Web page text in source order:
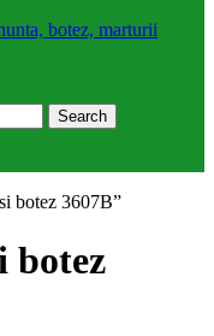
Search
botez 3607B”
botez